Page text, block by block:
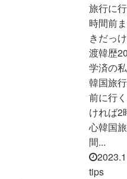
旅行に
時間前
きだっ
渡韓歴
学済の
韓国旅
前に行
ければ2
心韓国
間...
tips